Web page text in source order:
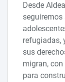
Desde
refugiadas,
sus
migran,
para